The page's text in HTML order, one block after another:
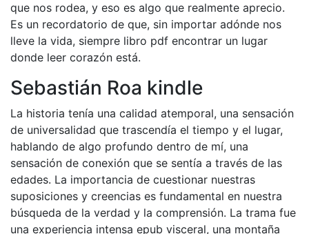
que nos rodea, y eso es algo que realmente aprecio.
Es un recordatorio de que, sin importar adónde nos
lleve la vida, siempre libro pdf encontrar un lugar
donde leer corazón está.
Sebastián Roa kindle
La historia tenía una calidad atemporal, una sensación
de universalidad que trascendía el tiempo y el lugar,
hablando de algo profundo dentro de mí, una
sensación de conexión que se sentía a través de las
edades. La importancia de cuestionar nuestras
suposiciones y creencias es fundamental en nuestra
búsqueda de la verdad y la comprensión. La trama fue
una experiencia intensa epub visceral, una montaña